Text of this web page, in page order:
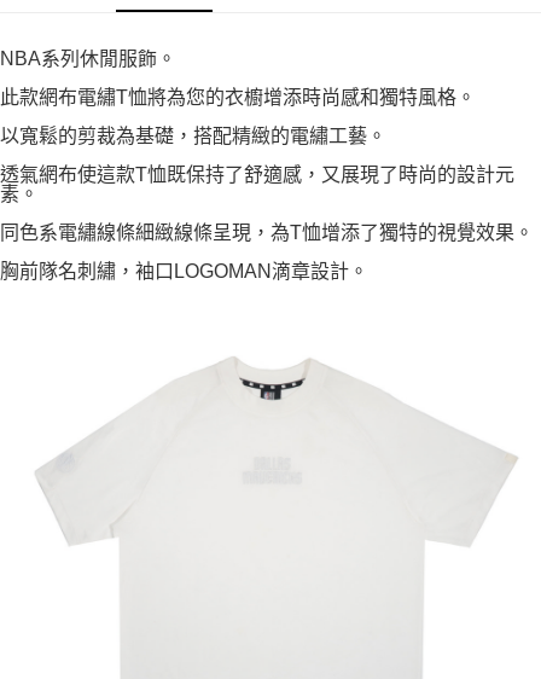
NBA系列休閒服飾。
此款網布電繡T恤將為您的衣櫥增添時尚感和獨特風格。
以寬鬆的剪裁為基礎，搭配精緻的電繡工藝。
透氣網布使這款T恤既保持了舒適感，又展現了時尚的設計元
素。
同色系電繡線條細緻線條呈現，為T恤增添了獨特的視覺效果。
胸前隊名刺繡，袖口LOGOMAN滴章設計。